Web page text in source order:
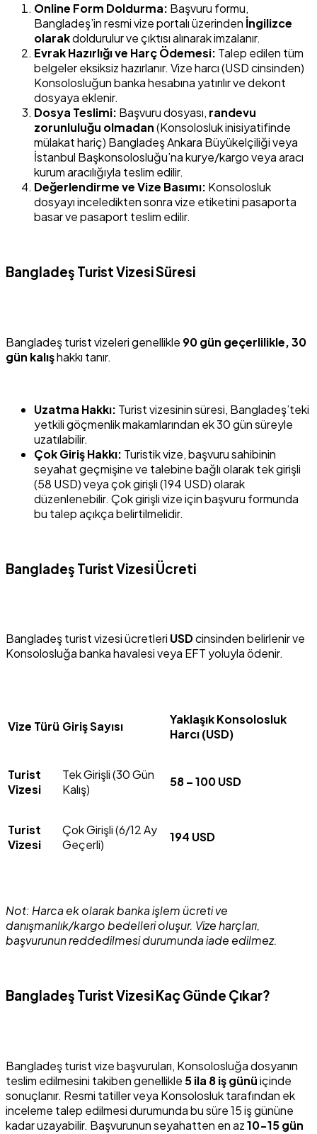
Online Form Doldurma: Başvuru formu,
Bangladeş’in resmi vize portalı üzerinden İngilizce
olarakdoldurulur ve çıktısı alınarak imzalanır.
Evrak Hazırlığı ve Harç Ödemesi: Talep edilen tüm
belgeler eksiksiz hazırlanır. Vize harcı (USD cinsinden)
Konsolosluğun banka hesabına yatırılır ve dekont
dosyaya eklenir.
Dosya Teslimi: Başvuru dosyası, randevu
zorunluluğu olmadan(Konsolosluk inisiyatifinde
mülakat hariç) Bangladeş Ankara Büyükelçiliği veya
İstanbul Başkonsolosluğu’na kurye/kargo veya aracı
kurum aracılığıyla teslim edilir.
Değerlendirme ve Vize Basımı: Konsolosluk
dosyayı inceledikten sonra vize etiketini pasaporta
basar ve pasaport teslim edilir.
Bangladeş Turist Vizesi Süresi
Bangladeş turist vizeleri genellikle 90 gün geçerlilikle, 30
gün kalışhakkı tanır.
Uzatma Hakkı: Turist vizesinin süresi, Bangladeş’teki
yetkili göçmenlik makamlarından ek 30 gün süreyle
uzatılabilir.
Çok Giriş Hakkı: Turistik vize, başvuru sahibinin
seyahat geçmişine ve talebine bağlı olarak tek girişli
(58 USD) veya çok girişli (194 USD) olarak
düzenlenebilir. Çok girişli vize için başvuru formunda
bu talep açıkça belirtilmelidir.
Bangladeş Turist Vizesi Ücreti
Bangladeş turist vizesi ücretleri USDcinsinden belirlenir ve
Konsolosluğa banka havalesi veya EFT yoluyla ödenir.
Vize Türü Giriş Sayısı
Yaklaşık Konsolosluk
Harcı (USD)
Turist
Vizesi
Tek Girişli (30 Gün
Kalış)
58 – 100 USD
Turist
Vizesi
Çok Girişli (6/12 Ay
Geçerli)
194 USD
Not: Harca ek olarak banka işlem ücreti ve
danışmanlık/kargo bedelleri oluşur. Vize harçları,
başvurunun reddedilmesi durumunda iade edilmez.
Bangladeş Turist Vizesi Kaç Günde Çıkar?
Bangladeş turist vize başvuruları, Konsolosluğa dosyanın
teslim edilmesini takiben genellikle 5 ila 8 iş günüiçinde
sonuçlanır. Resmi tatiller veya Konsolosluk tarafından ek
inceleme talep edilmesi durumunda bu süre 15 iş gününe
kadar uzayabilir. Başvurunun seyahatten en az10-15 gün